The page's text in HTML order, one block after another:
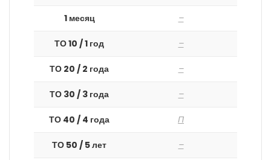
1 месяц –
ТО 10 / 1 год –
ТО 20 / 2 года –
ТО 30 / 3 года –
ТО 40 / 4 года П
ТО 50 / 5 лет –